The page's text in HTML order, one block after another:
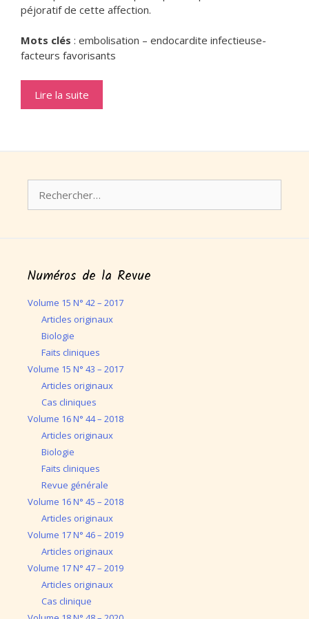
péjoratif de cette affection.
Mots clés : embolisation – endocardite infectieuse-
facteurs favorisants
Lire la suite
Numéros de la Revue
Volume 15 N° 42 – 2017
Articles originaux
Biologie
Faits cliniques
Volume 15 N° 43 – 2017
Articles originaux
Cas cliniques
Volume 16 N° 44 – 2018
Articles originaux
Biologie
Faits cliniques
Revue générale
Volume 16 N° 45 – 2018
Articles originaux
Volume 17 N° 46 – 2019
Articles originaux
Volume 17 N° 47 – 2019
Articles originaux
Cas clinique